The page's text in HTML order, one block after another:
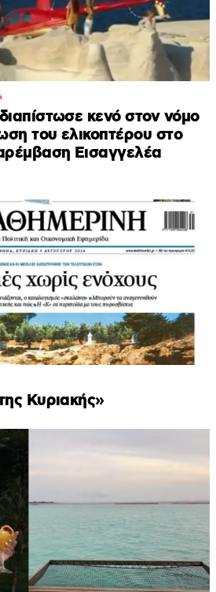
κενό στον νόμο
του ελικοπτέρου στο
Εισαγγελέα
Κυριακής»